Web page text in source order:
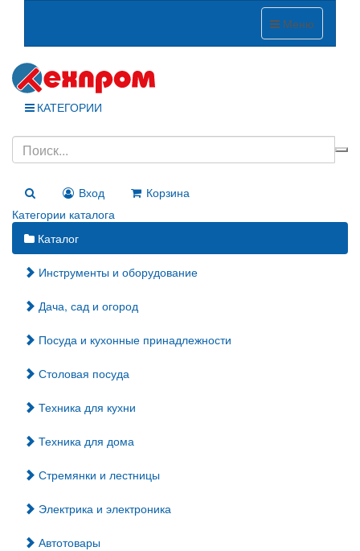
Меню
КАТЕГОРИИ
Вход
Корзина
Категории каталога
Каталог
Инструменты и оборудование
Дача, сад и огород
Посуда и кухонные принадлежности
Столовая посуда
Техника для кухни
Техника для дома
Стремянки и лестницы
Электрика и электроника
Автотовары